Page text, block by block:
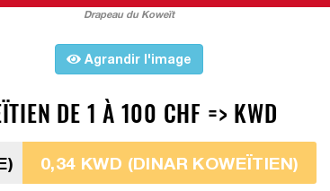
Drapeau du Koweït
Agrandir l'image
DE 1 À 100 CHF => KWD
0,34 KWD (DINAR KOWEÏTIEN)